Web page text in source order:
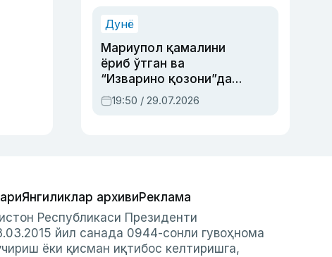
Дунё
Мариупол қамалини
ёриб ўтган ва
“Изварино қозони”дан
чиққан қаҳрамон —
Украина армияси бош
19:50 / 29.07.2026
Янгиликлар архивиРеклама
Республикаси Президенти
йил санада 0944-сонли гувоҳнома
ёки қисман иқтибос келтиришга,